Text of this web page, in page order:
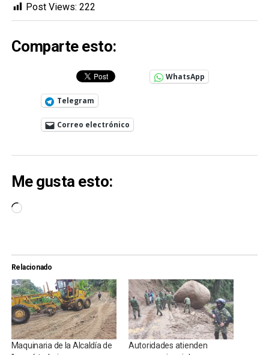
Post Views: 222
Comparte esto:
WhatsApp
Telegram
Correo electrónico
Me gusta esto:
Cargando...
Relacionado
Maquinaria de la Alcaldía de
Autoridades atienden